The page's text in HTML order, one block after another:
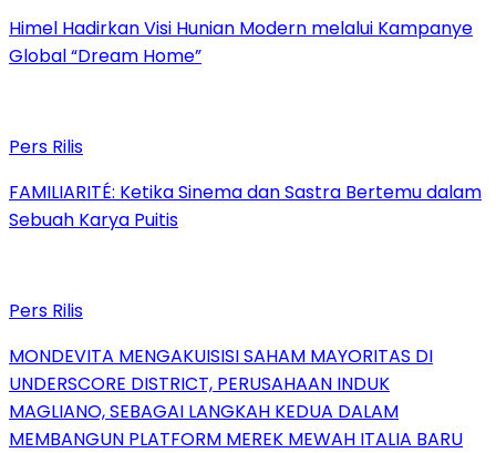
Himel Hadirkan Visi Hunian Modern melalui Kampanye
Global “Dream Home”
Pers Rilis
FAMILIARITÉ: Ketika Sinema dan Sastra Bertemu dalam
Sebuah Karya Puitis
Pers Rilis
MONDEVITA MENGAKUISISI SAHAM MAYORITAS DI
UNDERSCORE DISTRICT, PERUSAHAAN INDUK
MAGLIANO, SEBAGAI LANGKAH KEDUA DALAM
MEMBANGUN PLATFORM MEREK MEWAH ITALIA BARU